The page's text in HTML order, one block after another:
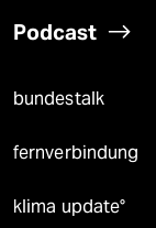
Podcast
bundestalk
fernverbindung
klima update°